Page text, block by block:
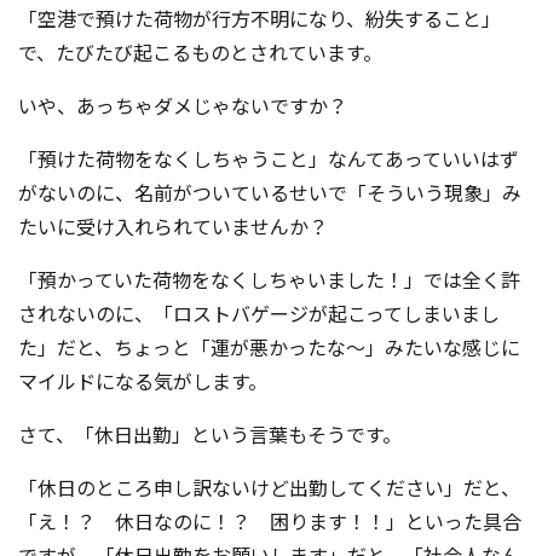
「空港で預けた荷物が行方不明になり、紛失すること」
で、たびたび起こるものとされています。
いや、あっちゃダメじゃないですか？
「預けた荷物をなくしちゃうこと」なんてあっていいはず
がないのに、名前がついているせいで「そういう現象」み
たいに受け入れられていませんか？
「預かっていた荷物をなくしちゃいました！」では全く許
されないのに、「ロストバゲージが起こってしまいまし
た」だと、ちょっと「運が悪かったな～」みたいな感じに
マイルドになる気がします。
さて、「休日出勤」という言葉もそうです。
「休日のところ申し訳ないけど出勤してください」だと、
「え！？ 休日なのに！？ 困ります！！」といった具合